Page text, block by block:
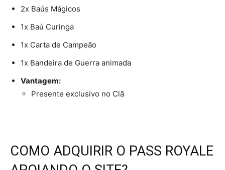
2x Baús Mágicos
1x Baú Curinga
1x Carta de Campeão
1x Bandeira de Guerra animada
Vantagem:
Presente exclusivo no Clã
COMO ADQUIRIR O PASS ROYALE